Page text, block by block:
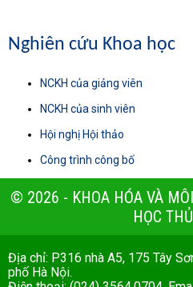
Nghiên cứu Khoa học
NCKH của giảng viên
NCKH của sinh viên
Hội nghị Hội thảo
Công trình công bố
© 2026 - KHOA HÓA VÀ
HỌC
Địa chỉ: P316 nhà A5, 175 Tây
phố Hà Nội.